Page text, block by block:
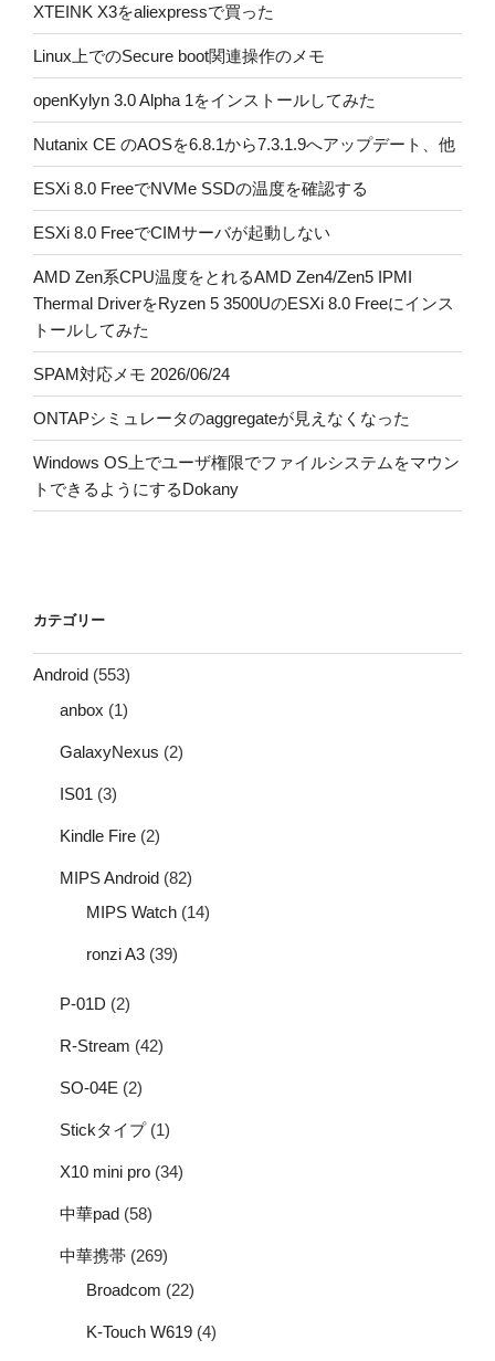
XTEINK X3をaliexpressで買った
Linux上でのSecure boot関連操作のメモ
openKylyn 3.0 Alpha 1をインストールしてみた
Nutanix CE のAOSを6.8.1から7.3.1.9へアップデート、他
ESXi 8.0 FreeでNVMe SSDの温度を確認する
ESXi 8.0 FreeでCIMサーバが起動しない
AMD Zen系CPU温度をとれるAMD Zen4/Zen5 IPMI
Thermal DriverをRyzen 5 3500UのESXi 8.0 Freeにインス
トールしてみた
SPAM対応メモ 2026/06/24
ONTAPシミュレータのaggregateが見えなくなった
Windows OS上でユーザ権限でファイルシステムをマウン
トできるようにするDokany
カテゴリー
Android (553)
anbox (1)
GalaxyNexus (2)
IS01 (3)
Kindle Fire (2)
MIPS Android (82)
MIPS Watch (14)
ronzi A3 (39)
P-01D (2)
R-Stream (42)
SO-04E (2)
Stickタイプ(1)
X10 mini pro (34)
中華pad (58)
中華携帯 (269)
Broadcom (22)
K-Touch W619 (4)